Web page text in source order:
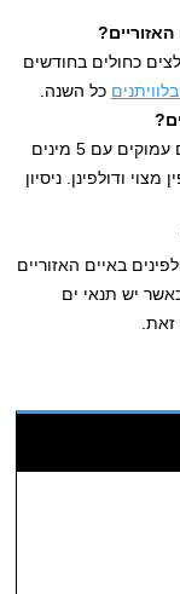
כחולים בחודשים
כל השנה.
מותר על פי חוק לשנרקל במים עמוקים עם 5 מינים
ודולפינן. ניסיון
באיים האזוריים
כאשר יש תנאי ים